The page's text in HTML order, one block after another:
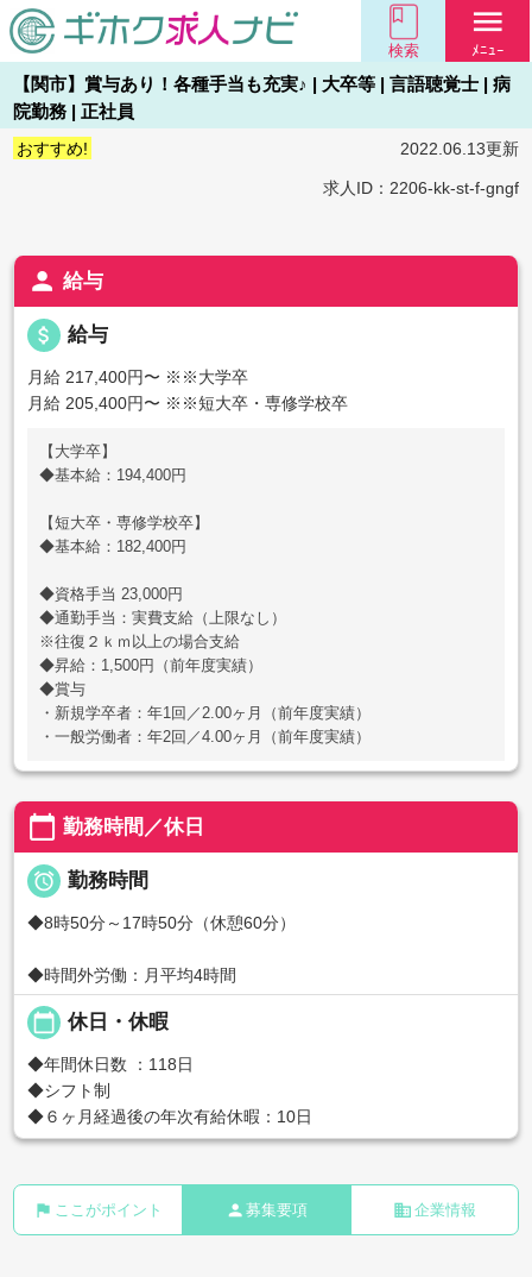
検索
menu
ﾒﾆｭｰ
【関市】賞与あり！各種手当も充実♪ | 大卒等 | 言語聴覚士 | 病
院勤務 | 正社員
おすすめ! 2022.06.13更新
求人ID：2206-kk-st-f-gngf
person 給与
attach_money 給与
月給 217,400円〜 ※※大学卒
月給 205,400円〜 ※※短大卒・専修学校卒
【大学卒】
◆基本給：194,400円
【短大卒・専修学校卒】
◆基本給：182,400円
◆資格手当 23,000円
◆通勤手当：実費支給（上限なし）
※往復２ｋｍ以上の場合支給
◆昇給：1,500円（前年度実績）
◆賞与
・新規学卒者：年1回／2.00ヶ月（前年度実績）
・一般労働者：年2回／4.00ヶ月（前年度実績）
calendar_today 勤務時間／休日
 勤務時間
◆8時50分～17時50分（休憩60分）
◆時間外労働：月平均4時間
calendar_today 休日・休暇
◆年間休日数 ：118日
◆シフト制
◆６ヶ月経過後の年次有給休暇：10日
flag ここがポイント person 募集要項 business 企業情報